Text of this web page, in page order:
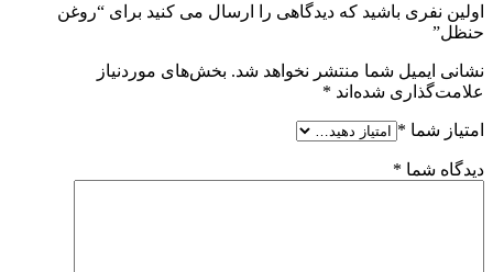
اولین نفری باشید که دیدگاهی را ارسال می کنید برای “روغن
حنظل”
نشانی ایمیل شما منتشر نخواهد شد. بخش‌های موردنیاز
علامت‌گذاری شده‌اند *
امتیاز شما *
دیدگاه شما *